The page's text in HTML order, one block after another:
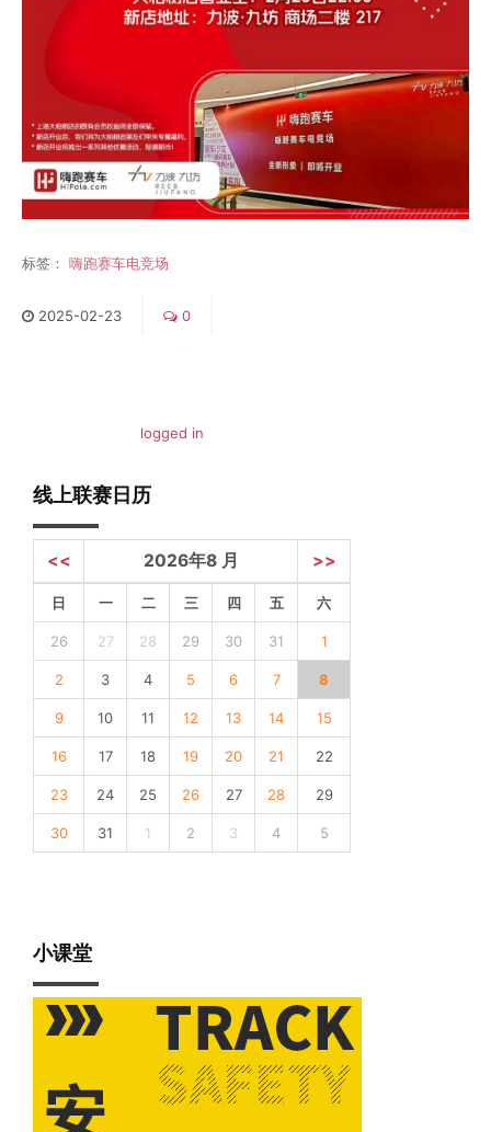
标签： 嗨跑赛车电竞场
2025-02-23 0
logged in
线上联赛日历
<< 2026年8 月 >>
日 一 二 三 四 五 六
26 27 28 29 30 31 1
2 3 4 5 6 7 8
9 10 11 12 13 14 15
16 17 18 19 20 21 22
23 24 25 26 27 28 29
30 31 1 2 3 4 5
小课堂